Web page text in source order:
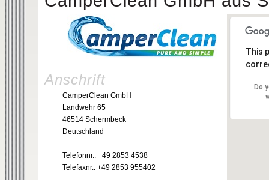
This
Do
Anschrift
CamperClean GmbH
Landwehr 65
46514 Schermbeck
Deutschland
Telefonnr.: +49 2853 4538
Telefaxnr.: +49 2853 955402